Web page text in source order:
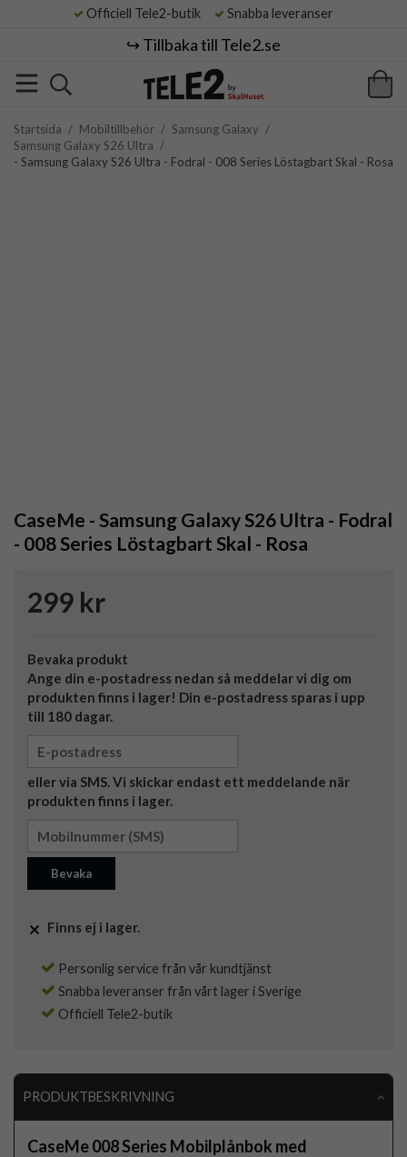
Officiell Tele2-butik Snabba leveranser
↪️ Tillbaka till Tele2.se
Startsida / Mobiltillbehör / Samsung Galaxy /
Samsung Galaxy S26 Ultra /
- Samsung Galaxy S26 Ultra - Fodral - 008 Series Löstagbart Skal - Rosa
CaseMe - Samsung Galaxy S26 Ultra - Fodral
- 008 Series Löstagbart Skal - Rosa
299 kr
Bevaka produkt
Ange din e-postadress nedan så meddelar vi dig om
produkten finns i lager! Din e-postadress sparas i upp
till 180 dagar.
eller via SMS. Vi skickar endast ett meddelande när
produkten finns i lager.
Bevaka
Finns ej i lager.
Personlig service från vår kundtjänst
Snabba leveranser från vårt lager i Sverige
Officiell Tele2-butik
PRODUKTBESKRIVNING
CaseMe 008 Series Mobilplånbok med